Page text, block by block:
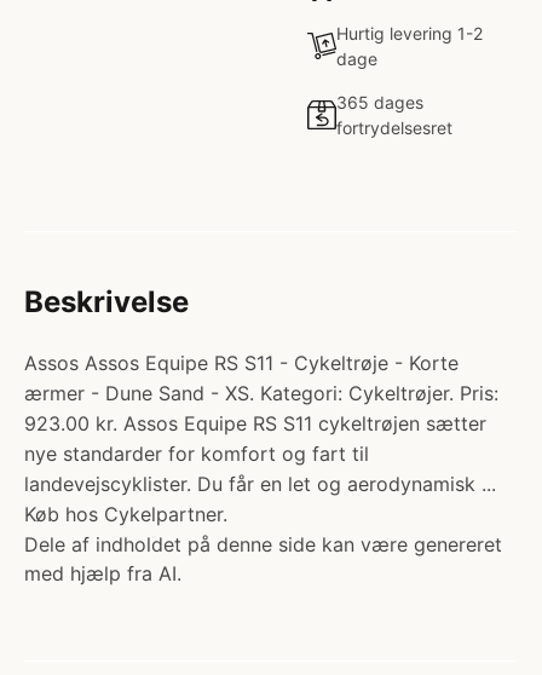
Hurtig levering 1-2
dage
365 dages
fortrydelsesret
Beskrivelse
Assos Assos Equipe RS S11 - Cykeltrøje - Korte
ærmer - Dune Sand - XS. Kategori: Cykeltrøjer. Pris:
923.00 kr. Assos Equipe RS S11 cykeltrøjen sætter
nye standarder for komfort og fart til
landevejscyklister. Du får en let og aerodynamisk ...
Køb hos Cykelpartner.
Dele af indholdet på denne side kan være genereret
med hjælp fra AI.